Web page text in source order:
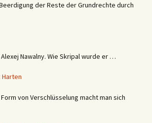
der Reste der Grundrechte durch
Nawalny. Wie Skripal wurde er …
Harten
von Verschlüsselung macht man sich